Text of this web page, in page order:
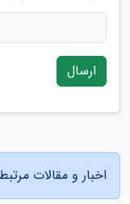
ارسال
اخبار و مقالات